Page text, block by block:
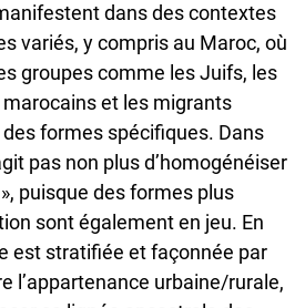
dans des contextes
variés, y compris au Maroc, où
groupes comme les Juifs, les
et les migrants
formes spécifiques. Dans
pas non plus d’homogénéiser
puisque des formes plus
sont également en jeu. En
est stratifiée et façonnée par
l’appartenance urbaine/rurale,